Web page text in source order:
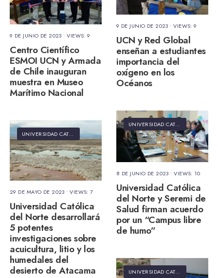
9 DE JUNIO DE 2023 •VIEWS: 9
UCN y Red Global
enseñan a estudiantes
importancia del
oxígeno en los
Océanos
9 DE JUNIO DE 2023 •VIEWS: 9
Centro Científico
ESMOI UCN y Armada
de Chile inauguran
muestra en Museo
Marítimo Nacional
UNIVERSIDAD CATÓLICA DEL NORTE
8 DE JUNIO DE 2023 •VIEWS: 10
Universidad Católica
del Norte y Seremi de
Salud firman acuerdo
por un “Campus libre
de humo”
UNIVERSIDAD CATÓLICA DEL NORTE
29 DE MAYO DE 2023 •VIEWS: 7
Universidad Católica
del Norte desarrollará
5 potentes
investigaciones sobre
acuicultura, litio y los
humedales del
desierto de Atacama
UNIVERSIDAD CATÓLICA DEL NORTE